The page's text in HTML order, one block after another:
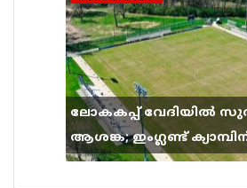
ലോകകപ്പ് വേദിയിൽ
ആശങ്ക; ഇംഗ്ലണ്ട്
വെടിവെപ്പ്, 9 പേർക്ക്